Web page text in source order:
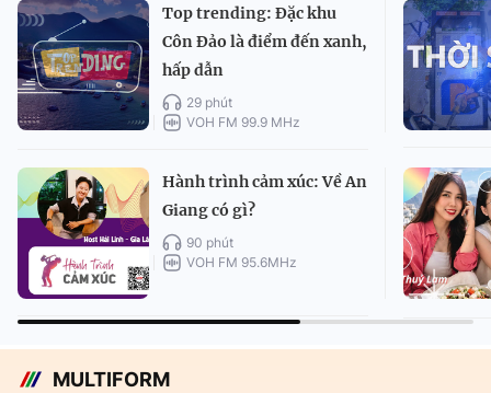
Top trending: Đặc khu
Côn Đảo là điểm đến xanh,
hấp dẫn
29 phút
VOH FM 99.9 MHz
Hành trình cảm xúc: Về An
Giang có gì?
90 phút
VOH FM 95.6MHz
MULTIFORM